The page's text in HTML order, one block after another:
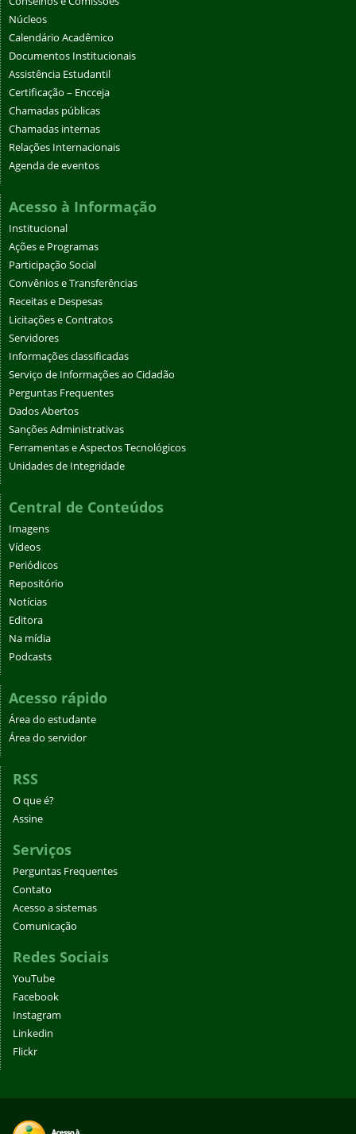
Núcleos
Calendário Acadêmico
Documentos Institucionais
Assistência Estudantil
Certificação – Encceja
Chamadas públicas
Chamadas internas
Relações Internacionais
Agenda de eventos
Acesso à Informação
Institucional
Ações e Programas
Participação Social
Convênios e Transferências
Receitas e Despesas
Licitações e Contratos
Servidores
Informações classificadas
Serviço de Informações ao Cidadão
Perguntas Frequentes
Dados Abertos
Sanções Administrativas
Ferramentas e Aspectos Tecnológicos
Unidades de Integridade
Central de Conteúdos
Imagens
Vídeos
Periódicos
Repositório
Notícias
Editora
Na mídia
Podcasts
Acesso rápido
Área do estudante
Área do servidor
RSS
O que é?
Assine
Serviços
Perguntas Frequentes
Contato
Acesso a sistemas
Comunicação
Redes Sociais
YouTube
Facebook
Instagram
Linkedin
Flickr